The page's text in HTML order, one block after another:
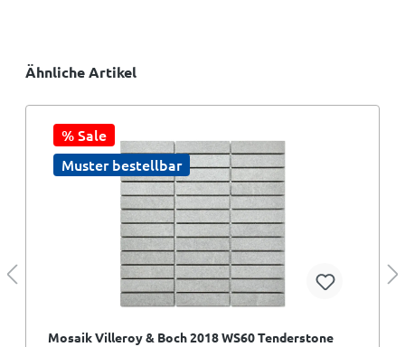
Ähnliche Artikel
% Sale
Muster bestellbar
Mosaik Villeroy & Boch 2018 WS60 Tenderstone